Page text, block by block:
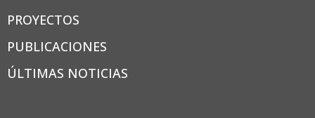
PROYECTOS
PUBLICACIONES
ÚLTIMAS NOTICIAS